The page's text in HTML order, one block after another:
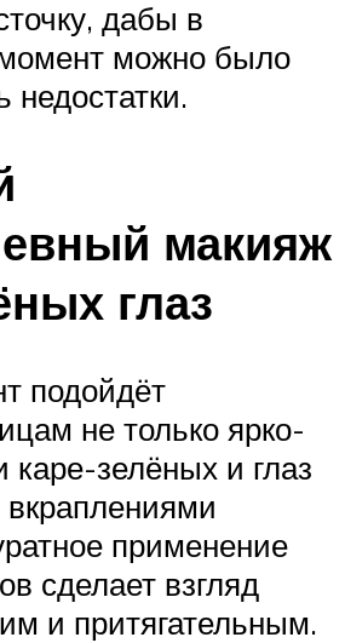
дабы в
можно было
недостатки.
макияж
глаз
подойдёт
не только ярко-
каре-зелёных и глаз
применение
сделает взгляд
и притягательным.